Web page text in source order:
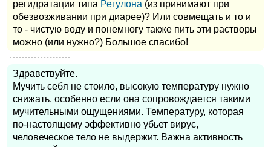
регидратации типа Регулона (из принимают при
обезвозживании при диарее)? Или совмещать и то и
то - чистую воду и понемногу также пить эти растворы
можно (или нужно?) Большое спасибо!
Здравствуйте.
Мучить себя не стоило, высокую температуру нужно
снижать, особенно если она сопровождается такими
мучительными ощущениями. Температуру, которая
по-настоящему эффективно убьет вирус,
человеческое тело не выдержит. Важна активность